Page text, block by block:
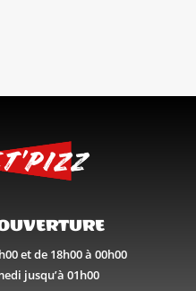
et de 18h00 à 00h00
jusqu’à 01h00